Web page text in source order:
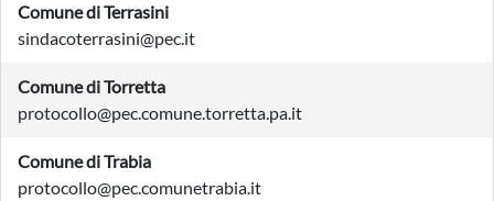
Comune di Terrasini
sindacoterrasini@pec.it
Comune di Torretta
protocollo@pec.comune.torretta.pa.it
Comune di Trabia
protocollo@pec.comunetrabia.it